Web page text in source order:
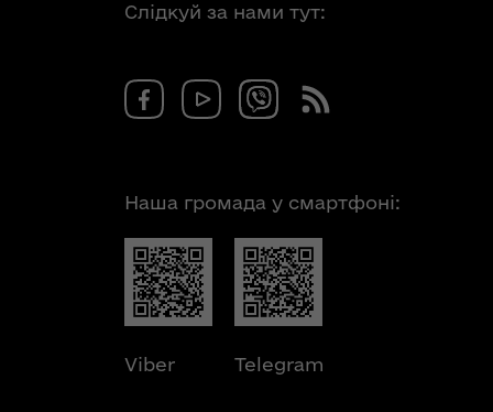
Слідкуй за нами тут:
Наша громада у смартфоні:
Viber Telegram